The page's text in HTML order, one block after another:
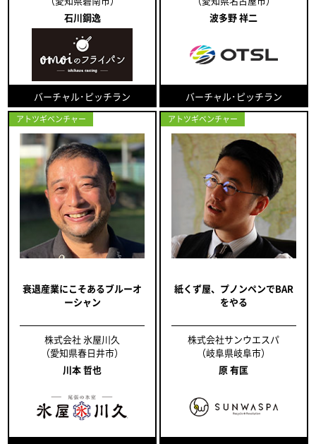
石川鋼逸
バーチャル･ピッチラン
波多野 祥二
バーチャル･ピッチラン
アトツギベンチャー
衰退産業にこそあるブルーオ
ーシャン
株式会社 氷屋川久
（愛知県春日井市）
川本 哲也
アトツギベンチャー
紙くず屋、プノンペンでBAR
をやる
株式会社サンウエスパ
（岐阜県岐阜市）
原 有匡